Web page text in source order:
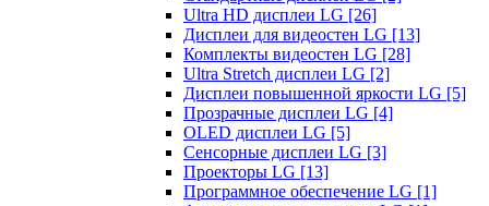
Ultra HD дисплеи LG [26]
Дисплеи для видеостен LG [13]
Комплекты видеостен LG [28]
Ultra Stretch дисплеи LG [2]
Дисплеи повышенной яркости LG [5]
Прозрачные дисплеи LG [4]
OLED дисплеи LG [5]
Сенсорные дисплеи LG [3]
Проекторы LG [13]
Программное обеспечение LG [1]